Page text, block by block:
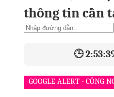
thông tin cần
🕒
GOOGLE ALERT - CÔNG